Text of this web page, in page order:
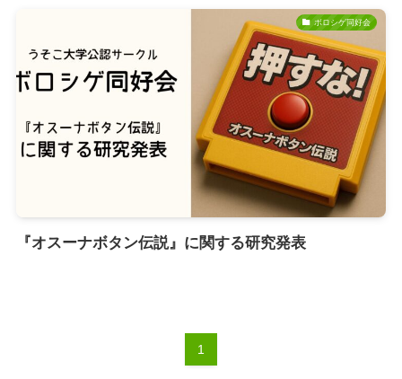
ボロシゲ同好会
『オスーナボタン伝説』に関する研究発表
1